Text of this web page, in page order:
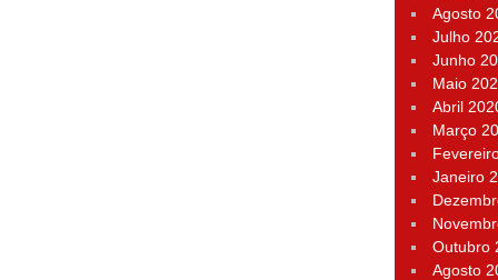
Agosto
Julho
Junho
Maio
Abril
Março
Janeiro
Outubro
Agosto